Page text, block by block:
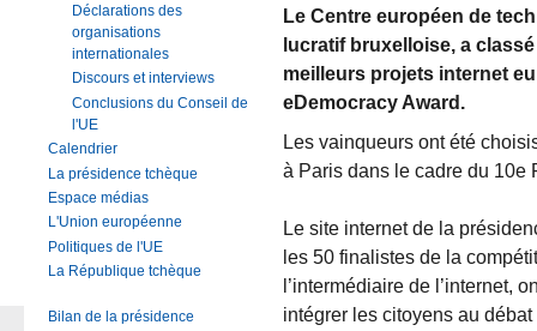
Le Centre européen de
lucratif bruxelloise, a
meilleurs projets internet
eDemocracy Award.
Les vainqueurs ont été
à Paris dans le cadre du 10e
Le site internet de la
les 50 finalistes de la
l’intermédiaire de l’internet,
intégrer les citoyens au
Déclarations des
organisations
internationales
Discours et interviews
Conclusions du Conseil de
l'UE
Calendrier
La présidence tchèque
Espace médias
L'Union européenne
Politiques de l'UE
La République tchèque
Bilan de la présidence